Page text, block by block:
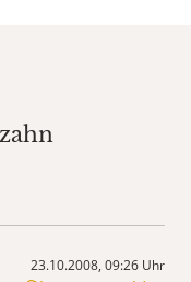
23.10.2008, 09:26 Uhr